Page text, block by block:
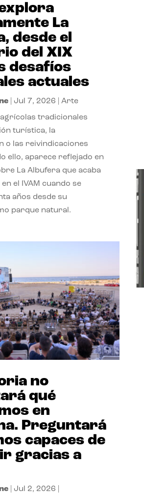
La
desde el
del XIX
desafíos
actuales
Jul 7, 2026 |Arte
tradicionales
turística, la
o las reivindicaciones
ello, aparece reflejado en
La Albufera que acaba
el IVAM cuando se
años desde su
parque natural.
no
qué
en
Preguntará
capaces de
gracias a
Jul 2, 2026